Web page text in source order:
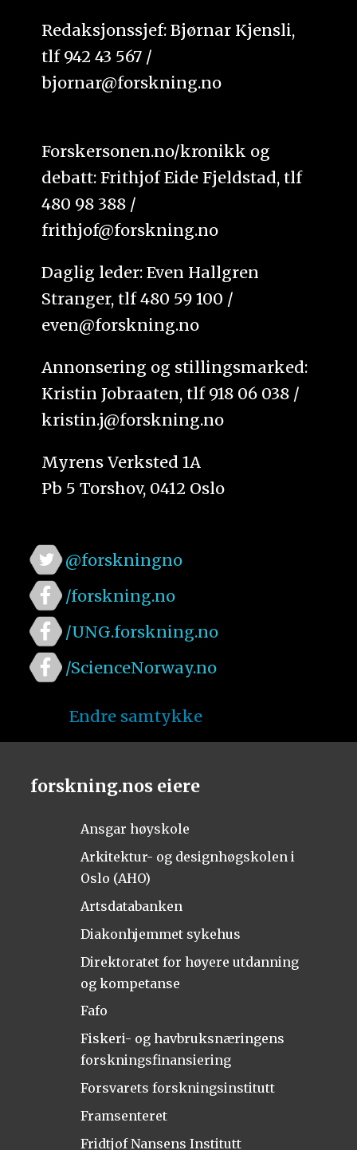
Redaksjonssjef: Bjørnar Kjensli,
tlf 942 43 567 /
bjornar@forskning.no
Forskersonen.no/kronikk og
debatt: Frithjof Eide Fjeldstad, tlf
480 98 388 /
frithjof@forskning.no
Daglig leder: Even Hallgren
Stranger, tlf 480 59 100 /
even@forskning.no
Annonsering og stillingsmarked:
Kristin Jobraaten, tlf 918 06 038 /
kristin.j@forskning.no
Myrens Verksted 1A
Pb 5 Torshov, 0412 Oslo
@forskningno
/forskning.no
/UNG.forskning.no
/ScienceNorway.no
Endre samtykke
forskning.nos eiere
Ansgar høyskole
Arkitektur- og designhøgskolen i
Oslo (AHO)
Artsdatabanken
Diakonhjemmet sykehus
Direktoratet for høyere utdanning
og kompetanse
Fafo
Fiskeri- og havbruksnæringens
forskningsfinansiering
Forsvarets forskningsinstitutt
Framsenteret
Fridtjof Nansens Institutt